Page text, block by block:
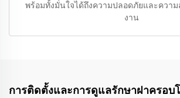
พร้อมทั้งมั่นใจได้ถึงความปลอดภัยและควา
งาน
การติดตั้งและการดูแลรักษาฝาครอ